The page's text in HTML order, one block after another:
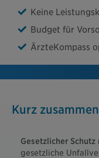
Keine
Budget für
ÄrzteKompass
Kurz
Gesetzlicher
gesetzliche